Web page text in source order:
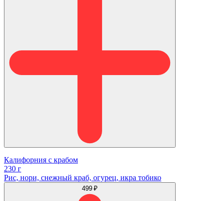
Калифорния с крабом
230 г
Рис, нори, снежный краб, огурец, икра тобико
499 ₽